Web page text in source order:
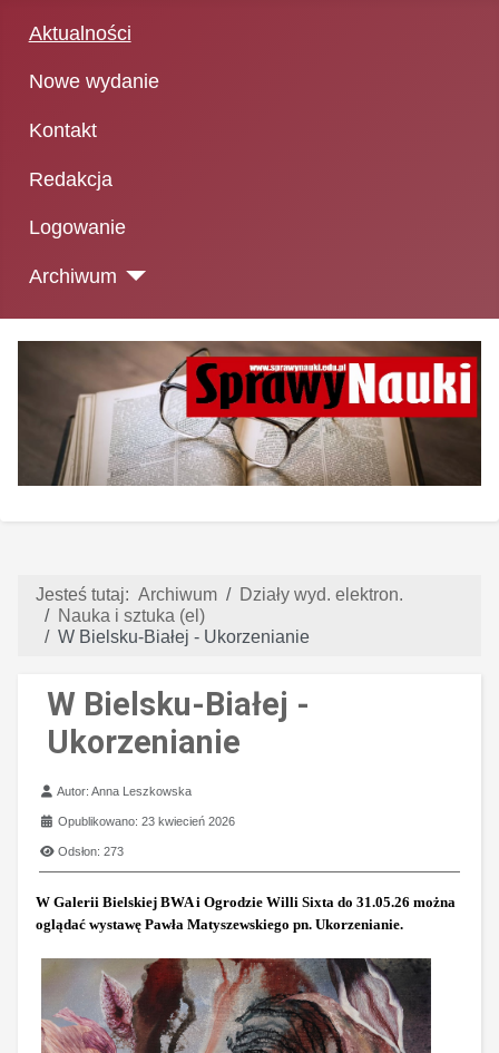
Aktualności
Nowe wydanie
Kontakt
Redakcja
Logowanie
Archiwum
Jesteś tutaj: Archiwum
Działy wyd. elektron.
Nauka i sztuka (el)
W Bielsku-Białej - Ukorzenianie
W Bielsku-Białej -
Ukorzenianie
Szczegóły
Autor:Anna Leszkowska
Opublikowano: 23 kwiecień 2026
Odsłon: 273
W Galerii Bielskiej BWA i Ogrodzie Willi Sixta do 31.05.26 można
oglądać wystawę Pawła Matyszewskiego pn. Ukorzenianie.